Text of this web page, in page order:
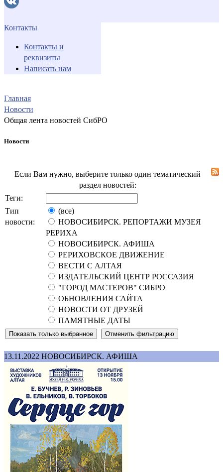
Контакты
Контакты и
реквизиты
Написать нам
Главная
Новости
Общая лента новостей СибРО
Новости
Если Вам нужно, выберите только один тематический
раздел новостей:
Теги:
Тип
новости:
(все)
НОВОСИБИРСК. РЕПОРТАЖИ МУЗЕЯ
РЕРИХА
НОВОСИБИРСК. АФИША
РЕРИХОВСКОЕ ДВИЖЕНИЕ
ВЕСТИ С АЛТАЯ
ИЗДАТЕЛЬСКИЙ ЦЕНТР РОССАЗИЯ
"ГОРОД МАСТЕРОВ" СИБРО
ОБНОВЛЕНИЯ САЙТА
НОВОСТИ ОТ ДРУЗЕЙ
ПАМЯТНЫЕ ДАТЫ
13.11.2022 НОВОСИБИРСК. АФИША